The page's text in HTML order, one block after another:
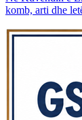
komb, arti dhe